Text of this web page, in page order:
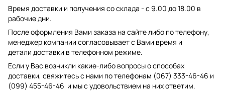
Время доставки и получения со склада - с 9.00 до 18.00 в
рабочие дни.
После оформления Вами заказа на сайте либо по телефону,
менеджер компании согласовывает с Вами время и
детали доставки в телефонном режиме.
Если у Вас возникли какие-либо вопросы о способах
доставки, свяжитесь с нами по телефонам (067) 333-46-46 и
(099) 455-46-46 и мы с удовольствием на них ответим.